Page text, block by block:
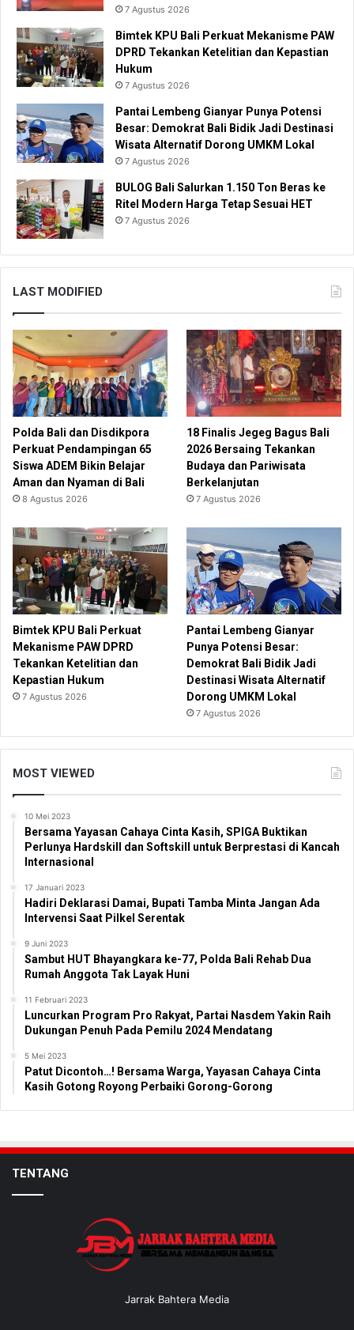
7 Agustus 2026
Bimtek KPU Bali Perkuat Mekanisme PAW
DPRD Tekankan Ketelitian dan Kepastian
Hukum
7 Agustus 2026
Pantai Lembeng Gianyar Punya Potensi
Besar: Demokrat Bali Bidik Jadi Destinasi
Wisata Alternatif Dorong UMKM Lokal
7 Agustus 2026
BULOG Bali Salurkan 1.150 Ton Beras ke
Ritel Modern Harga Tetap Sesuai HET
7 Agustus 2026
LAST MODIFIED
Polda Bali dan Disdikpora
Perkuat Pendampingan 65
Siswa ADEM Bikin Belajar
Aman dan Nyaman di Bali
8 Agustus 2026
18 Finalis Jegeg Bagus Bali
2026 Bersaing Tekankan
Budaya dan Pariwisata
Berkelanjutan
7 Agustus 2026
Bimtek KPU Bali Perkuat
Mekanisme PAW DPRD
Tekankan Ketelitian dan
Kepastian Hukum
7 Agustus 2026
Pantai Lembeng Gianyar
Punya Potensi Besar:
Demokrat Bali Bidik Jadi
Destinasi Wisata Alternatif
Dorong UMKM Lokal
7 Agustus 2026
MOST VIEWED
10 Mei 2023
Bersama Yayasan Cahaya Cinta Kasih, SPIGA Buktikan
Perlunya Hardskill dan Softskill untuk Berprestasi di Kancah
Internasional
17 Januari 2023
Hadiri Deklarasi Damai, Bupati Tamba Minta Jangan Ada
Intervensi Saat Pilkel Serentak
9 Juni 2023
Sambut HUT Bhayangkara ke-77, Polda Bali Rehab Dua
Rumah Anggota Tak Layak Huni
11 Februari 2023
Luncurkan Program Pro Rakyat, Partai Nasdem Yakin Raih
Dukungan Penuh Pada Pemilu 2024 Mendatang
5 Mei 2023
Patut Dicontoh…! Bersama Warga, Yayasan Cahaya Cinta
Kasih Gotong Royong Perbaiki Gorong-Gorong
TENTANG
Jarrak Bahtera Media